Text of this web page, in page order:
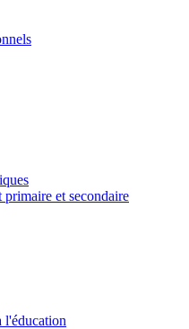
primaire et secondaire
l'éducation